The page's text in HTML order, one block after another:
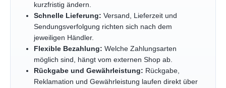
kurzfristig ändern.
Schnelle Lieferung: Versand, Lieferzeit und
Sendungsverfolgung richten sich nach dem
jeweiligen Händler.
Flexible Bezahlung: Welche Zahlungsarten
möglich sind, hängt vom externen Shop ab.
Rückgabe und Gewährleistung: Rückgabe,
Reklamation und Gewährleistung laufen direkt über